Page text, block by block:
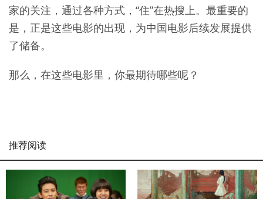
家的关注，通过各种方式，“住”在热搜上。最重要的
是，正是这些电影的出现，为中国电影后续发展提供
了储备。
那么，在这些电影里，你最期待哪些呢？
推荐阅读